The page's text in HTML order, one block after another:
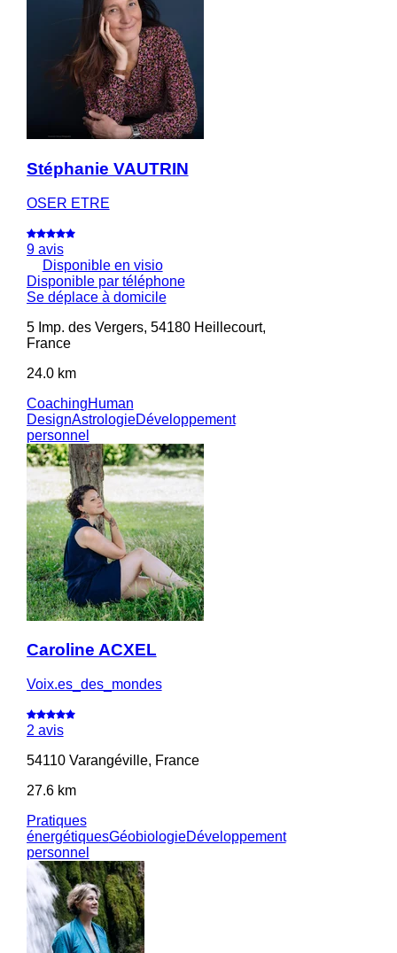
Stéphanie VAUTRIN
OSER ETRE
9 avis
Disponible en visio
Disponible par téléphone
Se déplace à domicile
5 Imp. des Vergers, 54180 Heillecourt,
France
24.0 km
CoachingHuman
DesignAstrologieDéveloppement
personnel
Caroline ACXEL
Voix.es_des_mondes
2 avis
54110 Varangéville, France
27.6 km
Pratiques
énergétiquesGéobiologieDéveloppement
personnel